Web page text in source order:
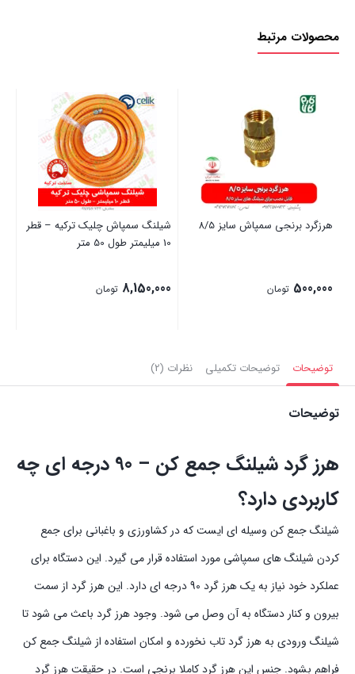
جمع
محصولات مرتبط
هرزگرد برنجی سمپاش سایز 8/5
500,000 تومان
شیلنگ سمپاش چلیک ترکیه – قطر
10 میلیمتر طول 50 متر
8,150,000 تومان
توضیحات توضیحات تکمیلی نظرات (2)
توضیحات
هرز گرد شیلنگ جمع کن – 90 درجه ای چه
کاربردی دارد؟
شیلنگ جمع کن وسیله ای ایست که در کشاورزی و باغبانی برای جمع
کردن شیلنگ های سمپاشی مورد استفاده قرار می گیرد. این دستگاه برای
عملکرد خود نیاز به یک هرز گرد 90 درجه ای دارد. این هرز گرد از سمت
بیرون و کنار دستگاه به آن وصل می شود. وجود هرز گرد باعث می شود تا
شیلنگ ورودی به هرز گرد تاب نخورده و امکان استفاده از شیلنگ جمع کن
فراهم بشود. جنس این هرز گرد کاملا برنجی است. در حقیقت هرز گرد